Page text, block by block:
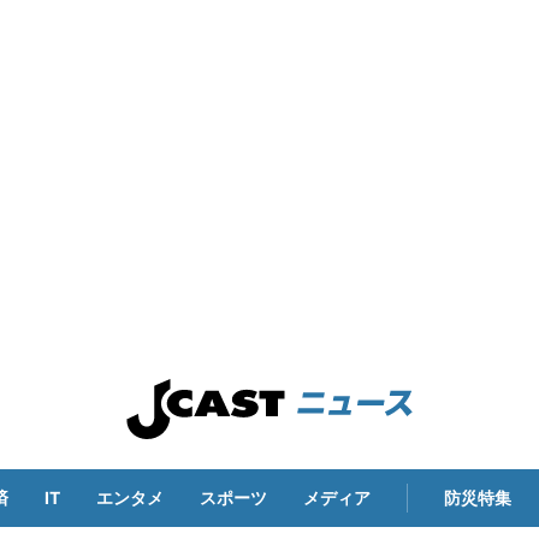
IT エンタメ スポーツ メディア 防災特集